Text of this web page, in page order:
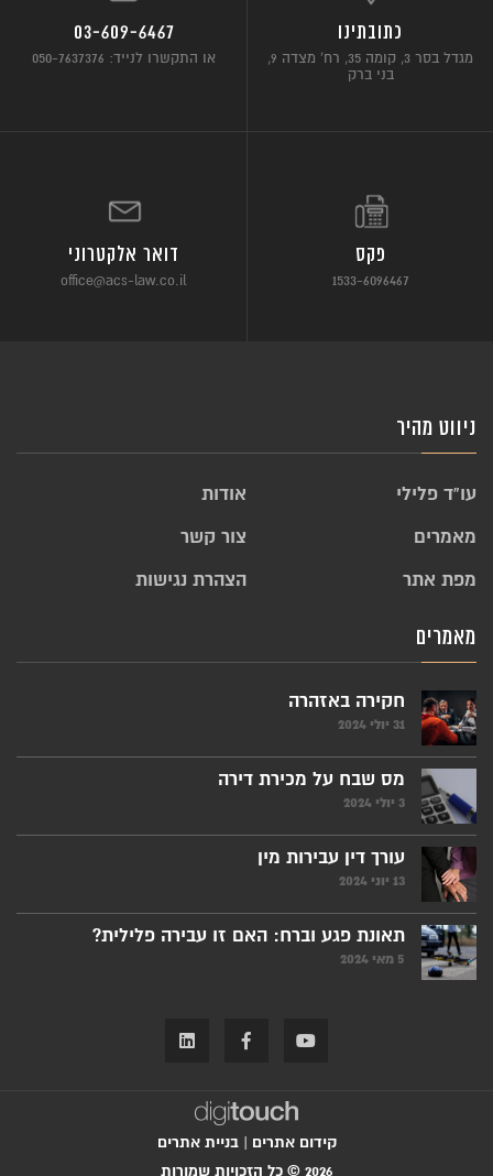
כתובתינו
מגדל בסר 3, קומה 35, רח’ מצדה 9,
בני ברק
03-609-6467
או התקשרו לנייד: 050-7637376
פקס
1533-6096467
דואר אלקטרוני
office@acs-law.co.il
ניווט מהיר
עו”ד פלילי
אודות
מאמרים
צור קשר
מפת אתר
הצהרת נגישות
מאמרים
חקירה באזהרה
31 יולי 2024
מס שבח על מכירת דירה
3 יולי 2024
עורך דין עבירות מין
13 יוני 2024
תאונת פגע וברח: האם זו עבירה פלילית?
5 מאי 2024
קידום אתרים |בניית אתרים
2026 © כל הזכויות שמורות